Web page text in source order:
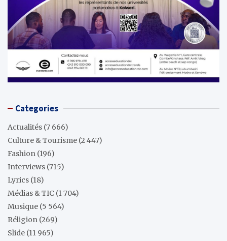
Categories
Actualités (7 666)
Culture & Tourisme (2 447)
Fashion (196)
Interviews (715)
Lyrics (18)
Médias & TIC (1 704)
Musique (5 564)
Réligion (269)
Slide (11 965)